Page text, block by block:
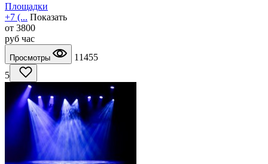
Площадки
+7 (... Показать
от 3800
руб час
Просмотры
11455
5